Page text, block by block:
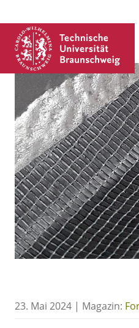
23. Mai 2024 | Magazin: